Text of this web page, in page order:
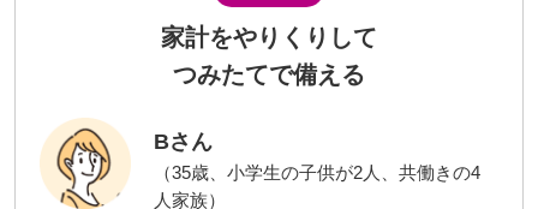
家計をやりくりして
つみたてで備える
Bさん
（35歳、小学生の子供が2人、共働きの4
人家族）